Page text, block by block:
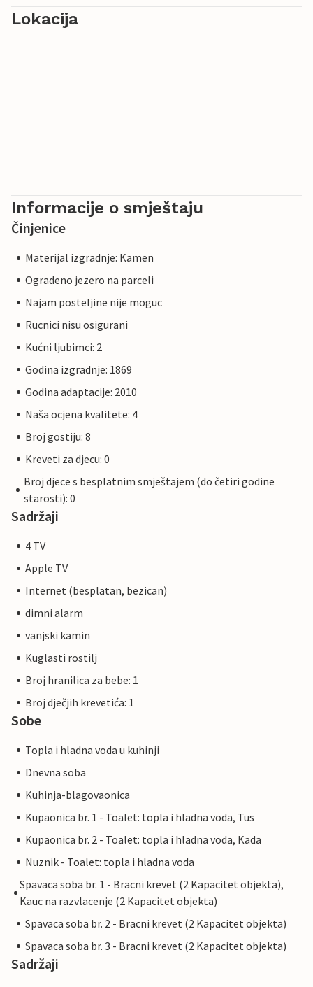
Lokacija
Informacije o smještaju
Činjenice
Materijal izgradnje: Kamen
Ogradeno jezero na parceli
Najam posteljine nije moguc
Rucnici nisu osigurani
Kućni ljubimci: 2
Godina izgradnje: 1869
Godina adaptacije: 2010
Naša ocjena kvalitete: 4
Broj gostiju: 8
Kreveti za djecu: 0
Broj djece s besplatnim smještajem (do četiri godine
starosti): 0
Sadržaji
4 TV
Apple TV
Internet (besplatan, bezican)
dimni alarm
vanjski kamin
Kuglasti rostilj
Broj hranilica za bebe: 1
Broj dječjih krevetića: 1
Sobe
Topla i hladna voda u kuhinji
Dnevna soba
Kuhinja-blagovaonica
Kupaonica br. 1 - Toalet: topla i hladna voda, Tus
Kupaonica br. 2 - Toalet: topla i hladna voda, Kada
Nuznik - Toalet: topla i hladna voda
Spavaca soba br. 1 - Bracni krevet (2 Kapacitet objekta),
Kauc na razvlacenje (2 Kapacitet objekta)
Spavaca soba br. 2 - Bracni krevet (2 Kapacitet objekta)
Spavaca soba br. 3 - Bracni krevet (2 Kapacitet objekta)
Sadržaji